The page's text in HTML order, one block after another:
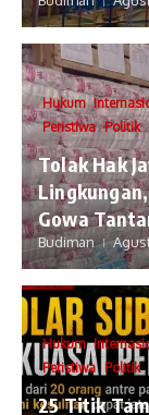
Hukum
Peristiwa Politik
Tolak Hak
Gowa
Budiman
Hukum
Peristiwa Politik
25 Titik